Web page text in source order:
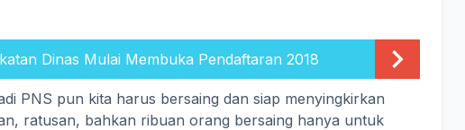
Dinas Mulai Membuka Pendaftaran 2018
PNS pun kita harus bersaing dan siap menyingkirkan
ratusan, bahkan ribuan orang bersaing hanya untuk